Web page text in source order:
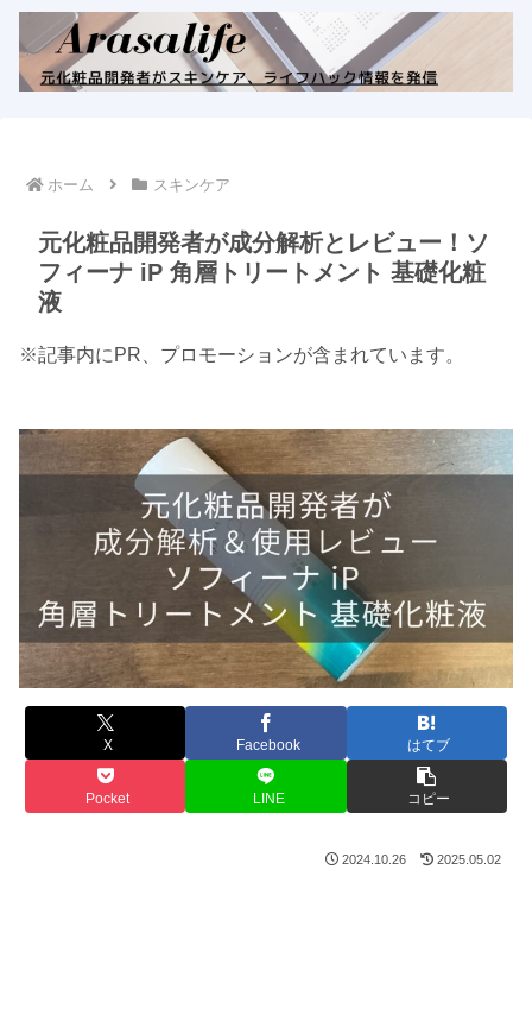
ホーム スキンケア
元化粧品開発者が成分解析とレビュー！ソ
フィーナ iP 角層トリートメント 基礎化粧
液
※記事内にPR、プロモーションが含まれています。
X Facebook はてブ
Pocket LINE コピー
2024.10.26 2025.05.02